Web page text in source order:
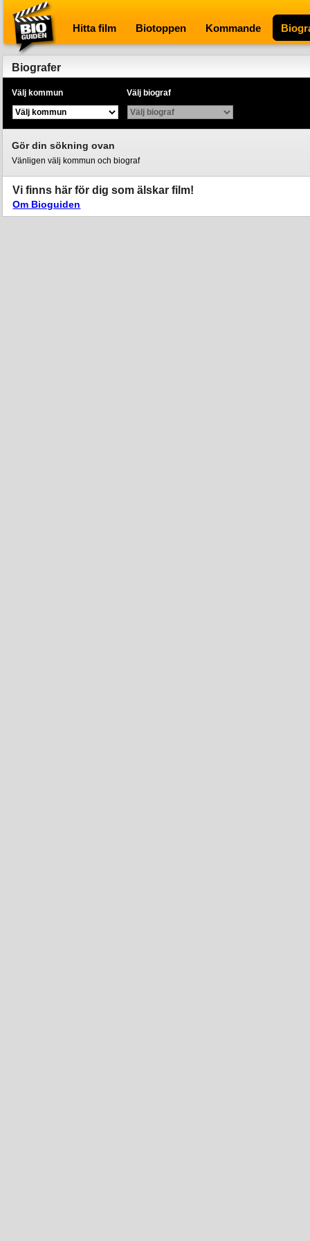
Bioguiden
Hitta film Biotoppen Kommande
Biografer
Välj kommun Välj biograf
Gör din sökning ovan
Vänligen välj kommun och biograf
Vi finns här för dig som älskar film!
Om Bioguiden